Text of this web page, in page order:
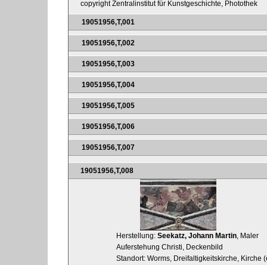
copyright Zentralinstitut für Kunstgeschichte, Photothek
19051956,T,001
19051956,T,002
19051956,T,003
19051956,T,004
19051956,T,005
19051956,T,006
19051956,T,007
19051956,T,008
Herstellung: Seekatz, Johann Martin, Maler
Auferstehung Christi, Deckenbild
Standort: Worms, Dreifaltigkeitskirche, Kirche